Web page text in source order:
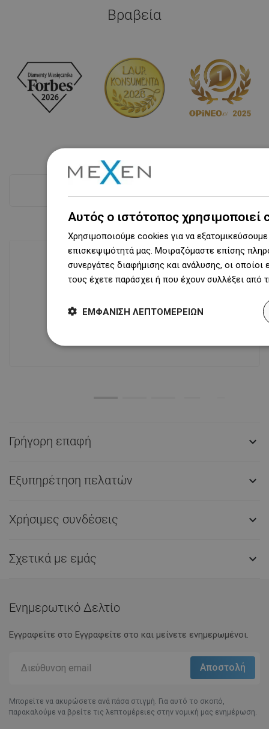
Βραβεία
Διαθεσιμότητα προϊόντων
31 000 m² με πάνω από 68 χιλιάδες
Γρήγορη επαφή 
Εξυπηρέτηση πελατών 
Χρήσιμες συνδέσεις 
Σχετικά με εμάς 
Ενημερωτικό Δελτίο
Εγγραφείτε στο Eγγραφείτε στο και μείνετε ενημερωμένοι.
Μπορείτε να ακυρώσετε ανά πάσα στιγμή. Για αυτό το σκοπό,
παρακαλούμε να βρείτε τις λεπτομέρειες στην νομική μας ενημέρωση.
Αυτός ο ιστότοπος χρησιμοποιεί
Χρησιμοποιούμε cookies για να
επισκεψιμότητά μας. Μοιραζόμαστε επίσης
συνεργάτες διαφήμισης και ανάλυσης, οι
τους έχετε παράσχει ή που έχουν συλλέξει
ΕΜΦΆΝΙΣΗ ΛΕΠΤΟΜΕΡΕΙΏΝ